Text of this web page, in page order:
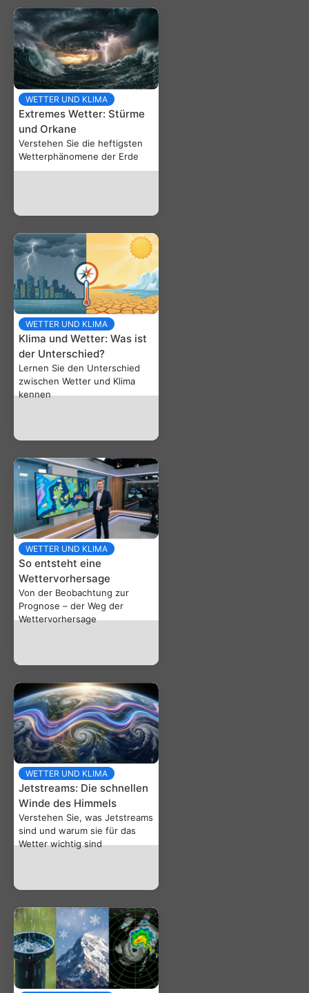
WETTER UND KLIMA
Extremes Wetter: Stürme
und Orkane
Verstehen Sie die heftigsten
Wetterphänomene der Erde
WETTER UND KLIMA
Klima und Wetter: Was ist
der Unterschied?
Lernen Sie den Unterschied
zwischen Wetter und Klima
kennen
WETTER UND KLIMA
So entsteht eine
Wettervorhersage
Von der Beobachtung zur
Prognose – der Weg der
Wettervorhersage
WETTER UND KLIMA
Jetstreams: Die schnellen
Winde des Himmels
Verstehen Sie, was Jetstreams
sind und warum sie für das
Wetter wichtig sind